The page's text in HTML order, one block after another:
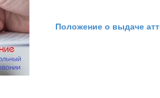
Положение о выдаче